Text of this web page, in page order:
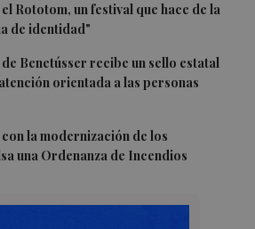
Rototom, un festival que hace de la
de identidad"
Benetússer recibe un sello estatal
orientada a las personas
la modernización de los
una Ordenanza de Incendios